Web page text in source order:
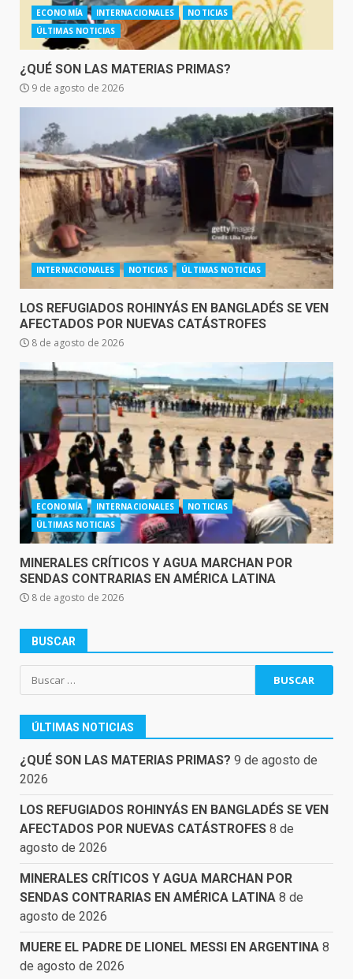
ECONOMÍA INTERNACIONALES
NOTICIAS
ÚLTIMAS NOTICIAS
¿QUÉ SON LAS MATERIAS PRIMAS?
9 de agosto de 2026
INTERNACIONALES NOTICIAS ÚLTIMAS NOTICIAS
LOS REFUGIADOS ROHINYÁS EN BANGLADÉS SE VEN
AFECTADOS POR NUEVAS CATÁSTROFES
8 de agosto de 2026
ECONOMÍA INTERNACIONALES
NOTICIAS
ÚLTIMAS NOTICIAS
MINERALES CRÍTICOS Y AGUA MARCHAN POR
SENDAS CONTRARIAS EN AMÉRICA LATINA
8 de agosto de 2026
BUSCAR
Buscar:
ÚLTIMAS NOTICIAS
¿QUÉ SON LAS MATERIAS PRIMAS? 9 de agosto de
2026
LOS REFUGIADOS ROHINYÁS EN BANGLADÉS SE VEN
AFECTADOS POR NUEVAS CATÁSTROFES 8 de
agosto de 2026
MINERALES CRÍTICOS Y AGUA MARCHAN POR
SENDAS CONTRARIAS EN AMÉRICA LATINA 8 de
agosto de 2026
MUERE EL PADRE DE LIONEL MESSI EN ARGENTINA 8
de agosto de 2026